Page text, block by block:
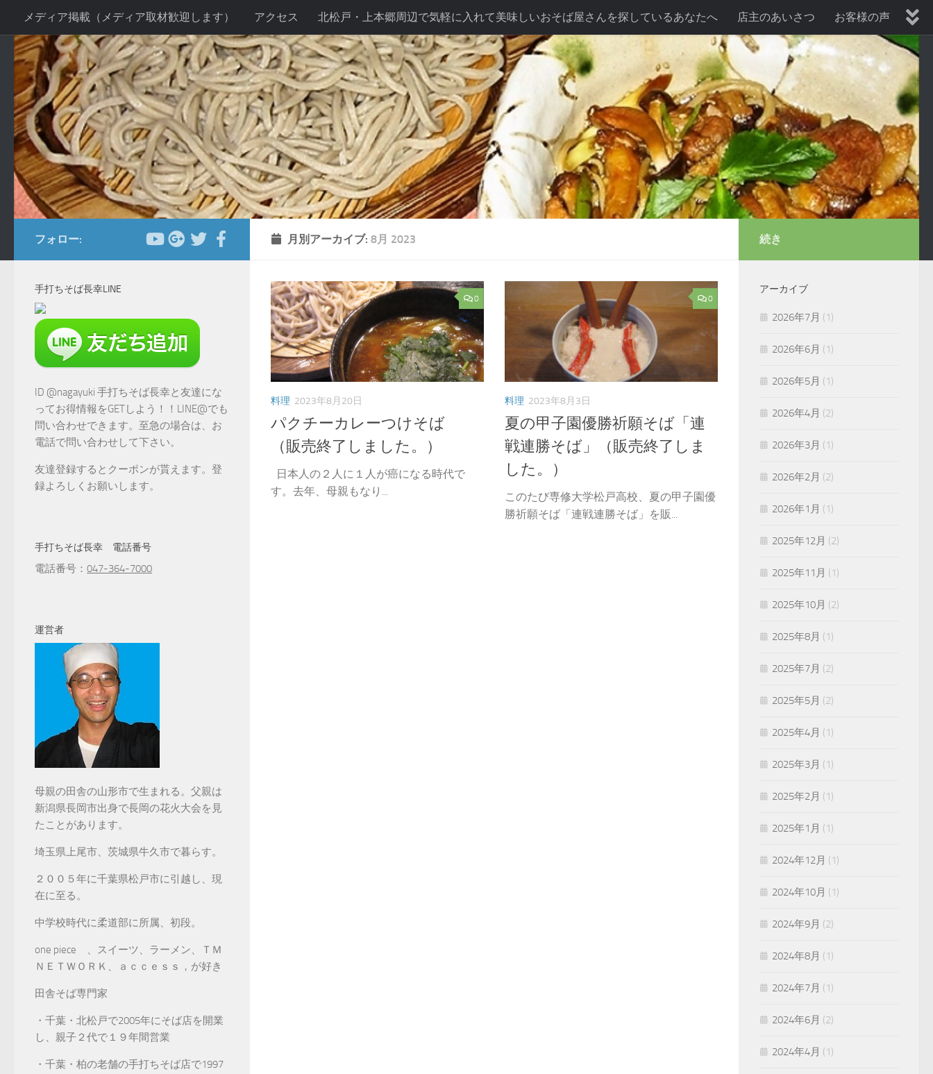
コンテンツへスキップ
メディア掲載（メディア取材歓迎します） アクセス 北松戸・上本郷周辺で気軽に入れて美味しいおそば屋さんを探しているあなたへ 店主のあいさつ お客様の声
お客様の声２ 当店の感染症対策について 手打ちそば長幸こだわり テイクアウト ドリンク 七五三プラン 暑気払い、納涼会プラン 歓送迎会プラン
送別会プラン 新年会プラン 忘年会プラン 法事プラン
月別アーカイブ: 8月 2023
0
料理 2023年8月20日
パクチーカレーつけそば
（販売終了しました。）
日本人の２人に１人が癌になる時代で
す。去年、母親もなり...
0
料理 2023年8月3日
夏の甲子園優勝祈願そば「連
戦連勝そば」（販売終了しま
した。）
このたび専修大学松戸高校、夏の甲子園優
勝祈願そば「連戦連勝そば」を販...
フォロー:
手打ちそば長幸LINE
ID @nagayuki 手打ちそば長幸と友達にな
ってお得情報をGETしよう！！LINE@でも
問い合わせできます。至急の場合は、お
電話で問い合わせして下さい。
友達登録するとクーポンが貰えます。登
録よろしくお願いします。
手打ちそば長幸 電話番号
電話番号： 047-364-7000
運営者
母親の田舎の山形市で生まれる。父親は
新潟県長岡市出身で長岡の花火大会を見
たことがあります。
埼玉県上尾市、茨城県牛久市で暮らす。
２００５年に千葉県松戸市に引越し、現
在に至る。
中学校時代に柔道部に所属、初段。
one piece 、スイーツ、ラーメン、ＴＭ
ＮＥＴＷＯＲＫ、ａｃｃｅｓｓ，が好き
田舎そば専門家
・千葉・北松戸で2005年にそば店を開業
し、親子２代で１９年間営業
・千葉・柏の老舗の手打ちそば店で1997
続き
アーカイブ
2026年7月 (1)
2026年6月 (1)
2026年5月 (1)
2026年4月 (2)
2026年3月 (1)
2026年2月 (2)
2026年1月 (1)
2025年12月 (2)
2025年11月 (1)
2025年10月 (2)
2025年8月 (1)
2025年7月 (2)
2025年5月 (2)
2025年4月 (1)
2025年3月 (1)
2025年2月 (1)
2025年1月 (1)
2024年12月 (1)
2024年10月 (1)
2024年9月 (2)
2024年8月 (1)
2024年7月 (1)
2024年6月 (2)
2024年4月 (1)